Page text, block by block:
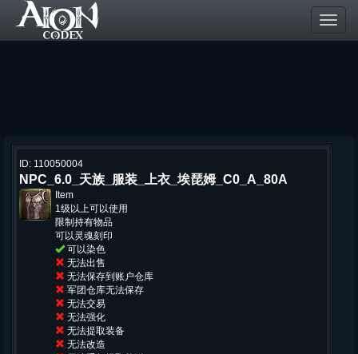
ID: 110050004
NPC_6.0_天族_服装_上衣_埃琵姆_C0_A_80A
Item
1级以上可以使用
限制持有物品
可以灵魂刻印
可以染色
无法出售
无法保存到账户仓库
军团仓库无法保存
无法交易
无法强化
无法提取装备
无法改造